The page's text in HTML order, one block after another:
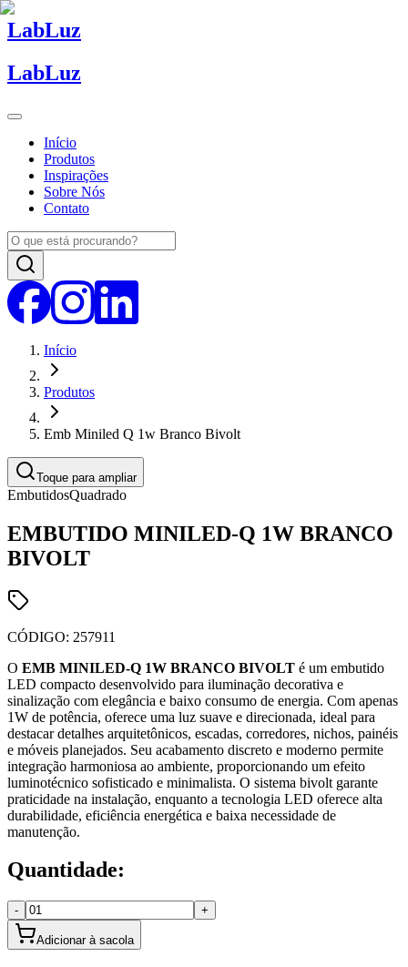
LabLuz
LabLuz
Início
Produtos
Inspirações
Sobre Nós
Contato
Início
Produtos
Emb Miniled Q 1w Branco Bivolt
Toque para ampliar
EmbutidosQuadrado
EMBUTIDO MINILED-Q 1W BRANCO
BIVOLT
CÓDIGO: 257911
O EMB MINILED-Q 1W BRANCO BIVOLT é um embutido
LED compacto desenvolvido para iluminação decorativa e
sinalização com elegância e baixo consumo de energia. Com apenas
1W de potência, oferece uma luz suave e direcionada, ideal para
destacar detalhes arquitetônicos, escadas, corredores, nichos, painéis
e móveis planejados. Seu acabamento discreto e moderno permite
integração harmoniosa ao ambiente, proporcionando um efeito
luminotécnico sofisticado e minimalista. O sistema bivolt garante
praticidade na instalação, enquanto a tecnologia LED oferece alta
durabilidade, eficiência energética e baixa necessidade de
manutenção.
Quantidade:
- +
Adicionar à sacola